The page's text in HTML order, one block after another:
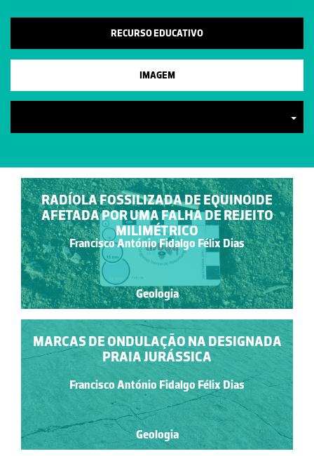
RECURSO EDUCATIVO
IMAGEM
RADÍOLA FOSSILIZADA DE EQUINOIDE
AFETADA POR UMA FALHA DE REJEITO
MILIMÉTRICO
Francisco António Fidalgo Félix Dias
Geologia
MARCAS DE ONDULAÇÃO NA DESIGNADA
PRAIA JURÁSSICA
Francisco António Fidalgo Félix Dias
Geologia